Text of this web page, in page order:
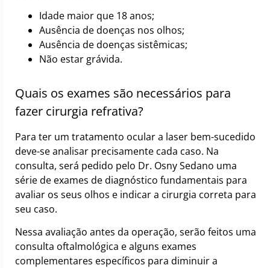
Idade maior que 18 anos;
Ausência de doenças nos olhos;
Ausência de doenças sistêmicas;
Não estar grávida.
Quais os exames são necessários para
fazer cirurgia refrativa?
Para ter um tratamento ocular a laser bem-sucedido
deve-se analisar precisamente cada caso. Na
consulta, será pedido pelo Dr. Osny Sedano uma
série de exames de diagnóstico fundamentais para
avaliar os seus olhos e indicar a cirurgia correta para
seu caso.
Nessa avaliação antes da operação, serão feitos uma
consulta oftalmológica e alguns exames
complementares específicos para diminuir a